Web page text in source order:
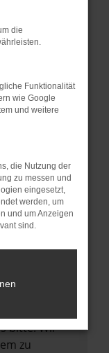
Seiten
privaten
und dein
Stand
nur ein
nicht
Schritte
bitte. Wir
zu
die
Funktionalität
wie Google
und weitere
die Nutzung der
zu messen und
eingesetzt,
werden, um
und um Anzeigen
sind.